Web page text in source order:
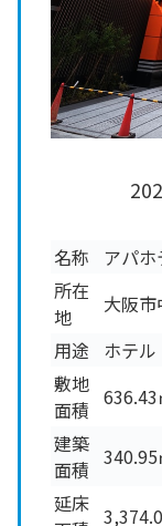
名称
アパ
所在
地
大阪
用途
ホテル
敷地
面積
建築
面積
延床